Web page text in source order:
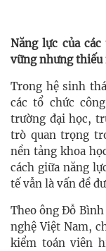
Năng lực của
vững nhưng
Trong hệ sinh
các tổ chức
trường đại học,
trò quan trọng
nền tảng khoa
cách giữa năng
tế vẫn là vấn đề
Theo ông Đỗ
nghệ Việt Nam,
kiểm toán viên